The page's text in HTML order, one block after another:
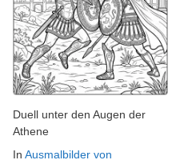
Duell unter den Augen der
Athene
In Ausmalbilder von